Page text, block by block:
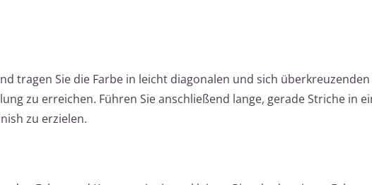
tragen Sie die Farbe in leicht diagonalen und sich
zu erreichen. Führen Sie anschließend lange, gerade Striche in
zu erzielen.